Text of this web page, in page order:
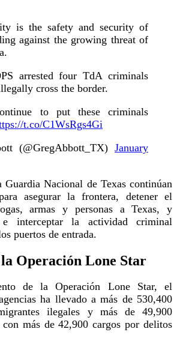
is the safety and security of
against the growing threat of
arrested four TdA criminals
cross the border.
to put these criminals
t.co/C1WsRgs4Gi
(@GregAbbott_TX) January
Nacional de Texas continúan
asegurar la frontera, detener el
armas y personas a Texas, y
e interceptar la actividad criminal
puertos de entrada.
la Operación Lone Star
de la Operación Lone Star, el
ha llevado a más de 530,400
ilegales y más de 49,900
más de 42,900 cargos por delitos